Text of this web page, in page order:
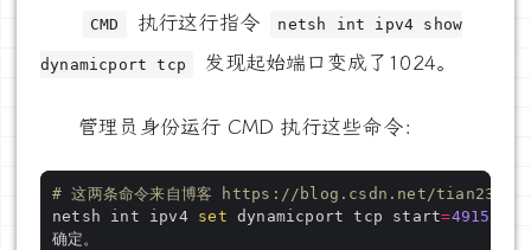
CMD 执行这行指令 netsh int ipv4 show
dynamicport tcp 发现起始端口变成了1024。
管理员身份运行 CMD 执行这些命令：
# 这两条命令来自博客 https://blog.csdn.net/
netsh int ipv4 set dynamicport tcp start=49152